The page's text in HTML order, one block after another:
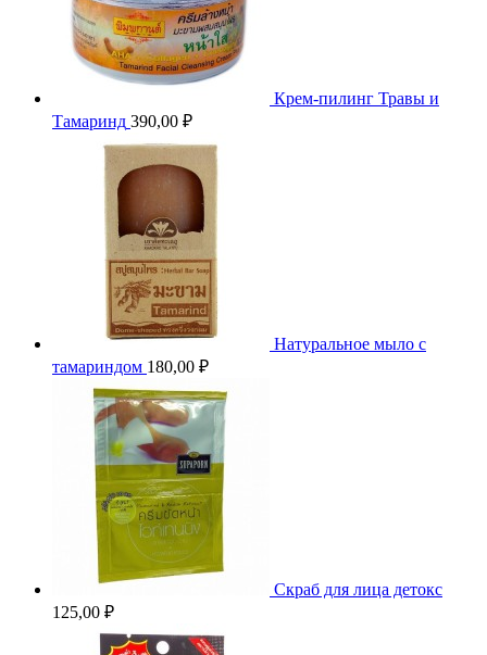
Крем-пилинг Травы и
Тамаринд 390,00 ₽
Натуральное мыло с
тамариндом 180,00 ₽
Скраб для лица детокс
125,00 ₽